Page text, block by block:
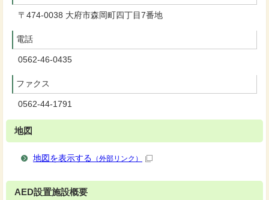
〒474-0038 大府市森岡町四丁目7番地
電話
0562-46-0435
ファクス
0562-44-1791
地図
地図を表示する （外部リンク）
AED設置施設概要